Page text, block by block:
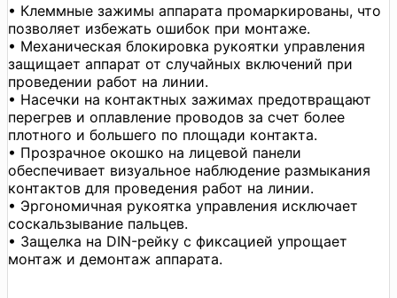
• Клеммные зажимы аппарата промаркированы, что
позволяет избежать ошибок при монтаже.
• Механическая блокировка рукоятки управления
защищает аппарат от случайных включений при
проведении работ на линии.
• Насечки на контактных зажимах предотвращают
перегрев и оплавление проводов за счет более
плотного и большего по площади контакта.
• Прозрачное окошко на лицевой панели
обеспечивает визуальное наблюдение размыкания
контактов для проведения работ на линии.
• Эргономичная рукоятка управления исключает
соскальзывание пальцев.
• Защелка на DIN-рейку с фиксацией упрощает
монтаж и демонтаж аппарата.